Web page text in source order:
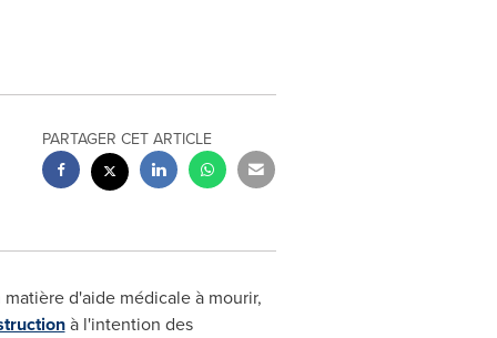
PARTAGER CET ARTICLE
d'aide médicale à mourir,
à l'intention des